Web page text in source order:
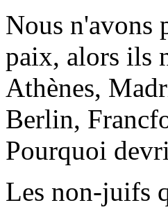
Nous n'avons
paix, alors ils
Athènes,
Berlin,
Pourquoi
Les non-juifs